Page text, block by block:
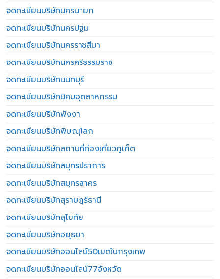
จดทะเบียนบริษัทนครนายก
จดทะเบียนบริษัทนครปฐม
จดทะเบียนบริษัทนครราชสีมา
จดทะเบียนบริษัทนครศรีธรรมราช
จดทะเบียนบริษัทนนทบุรี
จดทะเบียนบริษัทนิคมอุตสาหกรรม
จดทะเบียนบริษัทพังงา
จดทะเบียนบริษัทพิษณุโลก
จดทะเบียนบริษัทสถานที่ท่องเที่ยวภูเก็ต
จดทะเบียนบริษัทสมุทรปราการ
จดทะเบียนบริษัทสมุทรสาคร
จดทะเบียนบริษัทสุราษฎร์ธานี
จดทะเบียนบริษัทสุโขทัย
จดทะเบียนบริษัทอยุธยา
จดทะเบียนบริษัทออนไลน์50เขตในกรุงเทพ
จดทะเบียนบริษัทออนไลน์77จังหวัด